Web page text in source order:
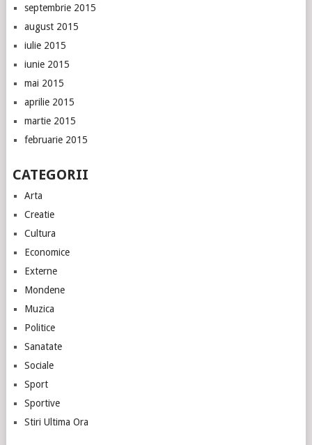
septembrie 2015
august 2015
iulie 2015
iunie 2015
mai 2015
aprilie 2015
martie 2015
februarie 2015
CATEGORII
Arta
Creatie
Cultura
Economice
Externe
Mondene
Muzica
Politice
Sanatate
Sociale
Sport
Sportive
Stiri Ultima Ora